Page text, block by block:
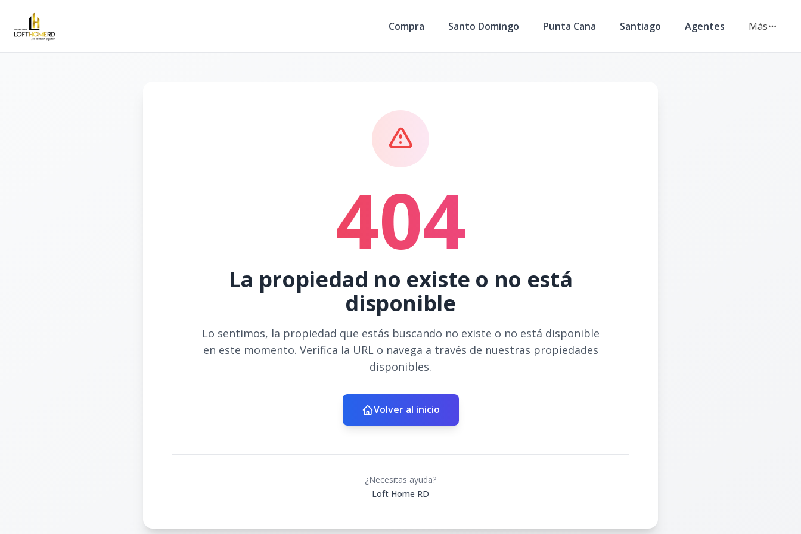
Compra Santo Domingo Punta Cana Santiago Agentes Más
404
La propiedad no existe o no está
disponible
Lo sentimos, la propiedad que estás buscando no existe o no está disponible
en este momento. Verifica la URL o navega a través de nuestras propiedades
disponibles.
Volver al inicio
¿Necesitas ayuda?
Loft Home RD